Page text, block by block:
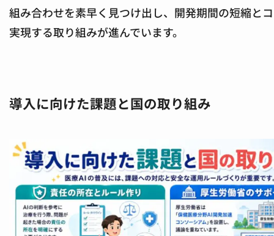
組み合わせを素早く見つけ出し、開発期間の短縮と
実現する取り組みが進んでいます。
導入に向けた課題と国の取り組み